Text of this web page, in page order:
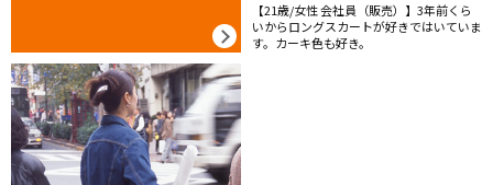
【21歳/女性 会社員（販売）】3年前くら
いからロングスカートが好きではいていま
す。カーキ色も好き。